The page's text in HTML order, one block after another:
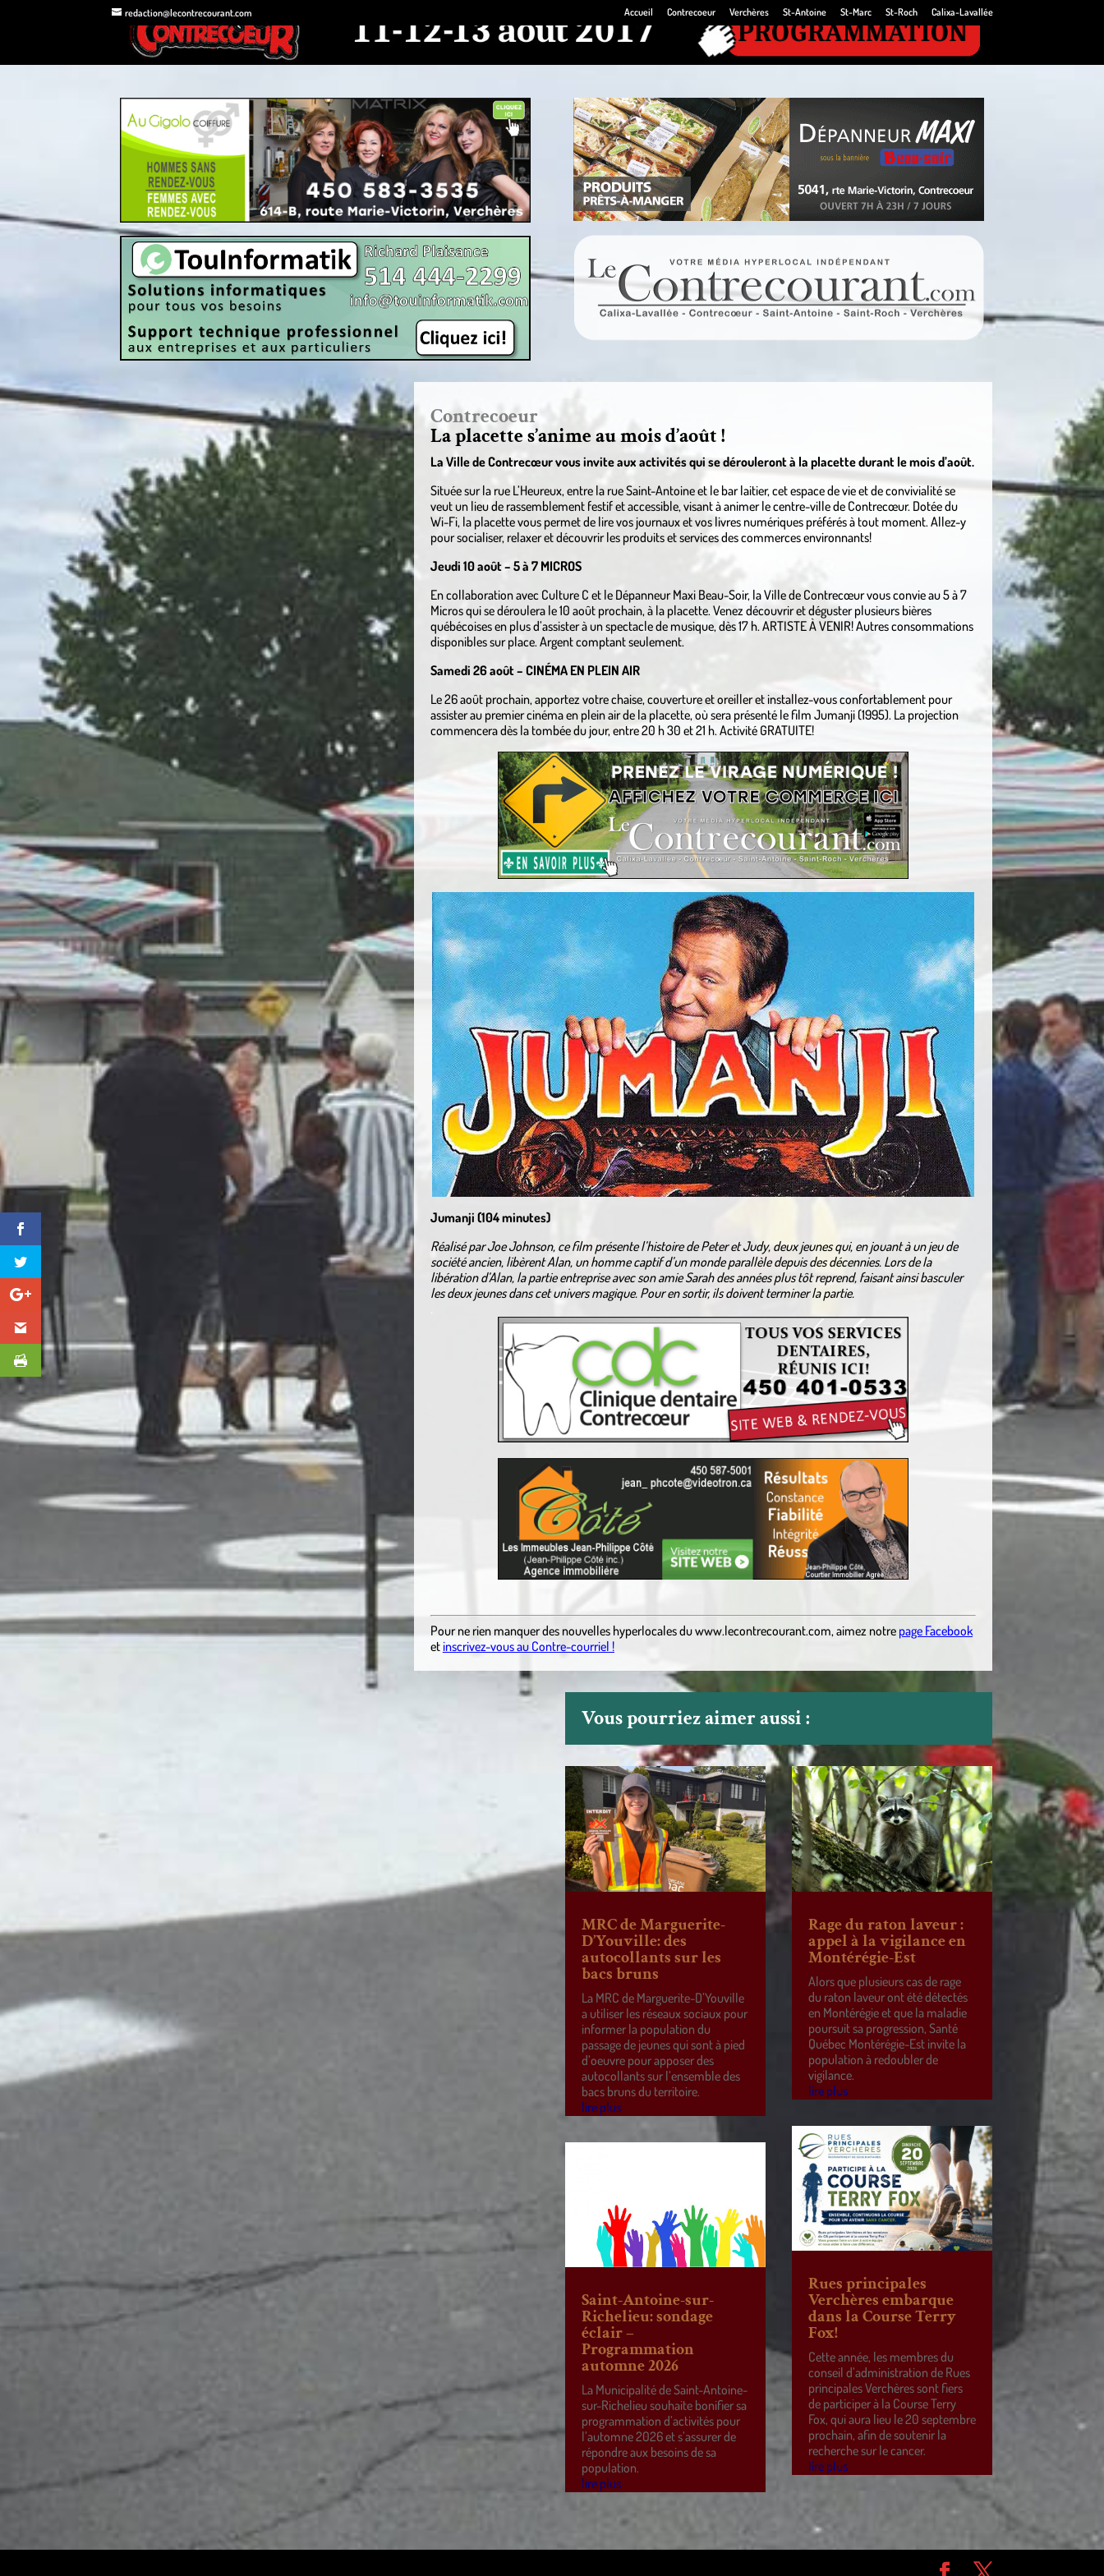
redaction@lecontrecourant.com Accueil Contrecoeur Verchères St-Antoine St-Marc St-Roch Calixa-Lavallée
Contrecoeur
La placette s’anime au mois d’août !
La Ville de Contrecœur vous invite aux activités qui se dérouleront à la placette durant le mois d’août.
Située sur la rue L’Heureux, entre la rue Saint-Antoine et le bar laitier, cet espace de vie et de convivialité se
veut un lieu de rassemblement festif et accessible, visant à animer le centre-ville de Contrecœur. Dotée du
Wi-Fi, la placette vous permet de lire vos journaux et vos livres numériques préférés à tout moment. Allez-y
pour socialiser, relaxer et découvrir les produits et services des commerces environnants!
Jeudi 10 août – 5 à 7 MICROS
En collaboration avec Culture C et le Dépanneur Maxi Beau-Soir, la Ville de Contrecœur vous convie au 5 à 7
Micros qui se déroulera le 10 août prochain, à la placette. Venez découvrir et déguster plusieurs bières
québécoises en plus d’assister à un spectacle de musique, dès 17 h. ARTISTE À VENIR! Autres consommations
disponibles sur place. Argent comptant seulement.
Samedi 26 août – CINÉMA EN PLEIN AIR
Le 26 août prochain, apportez votre chaise, couverture et oreiller et installez-vous confortablement pour
assister au premier cinéma en plein air de la placette, où sera présenté le film Jumanji (1995). La projection
commencera dès la tombée du jour, entre 20 h 30 et 21 h. Activité GRATUITE!
Jumanji (104 minutes)
Réalisé par Joe Johnson, ce film présente l’histoire de Peter et Judy, deux jeunes qui, en jouant à un jeu de
société ancien, libèrent Alan, un homme captif d’un monde parallèle depuis des décennies. Lors de la
libération d’Alan, la partie entreprise avec son amie Sarah des années plus tôt reprend, faisant ainsi basculer
les deux jeunes dans cet univers magique. Pour en sortir, ils doivent terminer la partie.
.
Pour ne rien manquer des nouvelles hyperlocalesduwww.lecontrecourant.com,aimez notre page Facebook
etinscrivez-vous au Contre-courriel !
Vous pourriez aimer aussi :
MRC de Marguerite-
D’Youville: des
autocollants sur les
bacs bruns
La MRC de Marguerite-D’Youville
a utiliser les réseaux sociaux pour
informer la population du
passage de jeunes qui sont à pied
d’oeuvre pour apposer des
autocollants sur l’ensemble des
bacs bruns du territoire.
lire plus
Saint-Antoine-sur-
Richelieu: sondage
éclair –
Programmation
automne 2026
La Municipalité de Saint-Antoine-
sur-Richelieu souhaite bonifier sa
programmation d’activités pour
l’automne 2026 et s’assurer de
répondre aux besoins de sa
population.
lire plus
Rage du raton laveur :
appel à la vigilance en
Montérégie-Est
Alors que plusieurs cas de rage
du raton laveur ont été détectés
en Montérégie et que la maladie
poursuit sa progression, Santé
Québec Montérégie-Est invite la
population à redoubler de
vigilance.
lire plus
Rues principales
Verchères embarque
dans la Course Terry
Fox!
Cette année, les membres du
conseil d’administration de Rues
principales Verchères sont fiers
de participer à la Course Terry
Fox, qui aura lieu le 20 septembre
prochain, afin de soutenir la
recherche sur le cancer.
lire plus